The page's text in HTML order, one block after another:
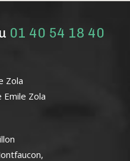
01 40 54 18 40
Zola
Emile Zola